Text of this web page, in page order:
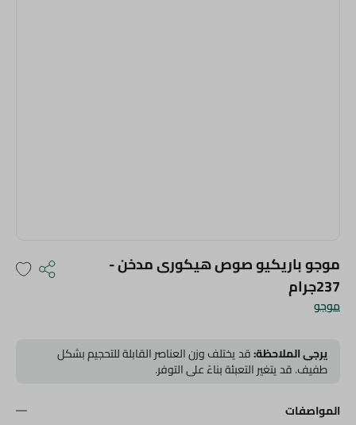
موجو
موجو باريكيو صوص هيكورى مدخن -
237جرام
يرجى الملاحظة:قد يختلف وزن العناصر القابلة للتحجيم بشكل
طفيف. قد يتغير التعبئة بناءً على التوفر.
المواصفات